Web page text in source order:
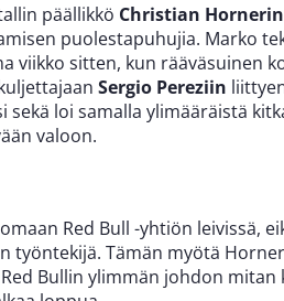
päällikkö Christian Hornerin
puolestapuhujia. Marko
viikko sitten, kun rääväsuinen
Sergio Pereziin
sekä loi samalla ylimääräistä
valoon.
Red Bull -yhtiön leivissä,
työntekijä. Tämän myötä
Bullin ylimmän johdon mitan